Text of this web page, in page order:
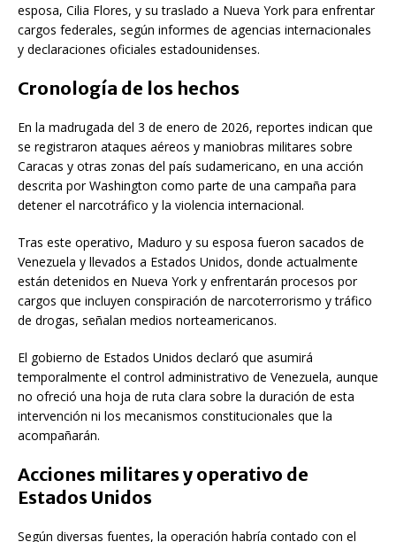
esposa, Cilia Flores, y su traslado a Nueva York para enfrentar
cargos federales, según informes de agencias internacionales
y declaraciones oficiales estadounidenses.
Cronología de los hechos
En la madrugada del 3 de enero de 2026, reportes indican que
se registraron ataques aéreos y maniobras militares sobre
Caracas y otras zonas del país sudamericano, en una acción
descrita por Washington como parte de una campaña para
detener el narcotráfico y la violencia internacional.
Tras este operativo, Maduro y su esposa fueron sacados de
Venezuela y llevados a Estados Unidos, donde actualmente
están detenidos en Nueva York y enfrentarán procesos por
cargos que incluyen conspiración de narcoterrorismo y tráfico
de drogas, señalan medios norteamericanos.
El gobierno de Estados Unidos declaró que asumirá
temporalmente el control administrativo de Venezuela, aunque
no ofreció una hoja de ruta clara sobre la duración de esta
intervención ni los mecanismos constitucionales que la
acompañarán.
Acciones militares y operativo de
Estados Unidos
Según diversas fuentes, la operación habría contado con el